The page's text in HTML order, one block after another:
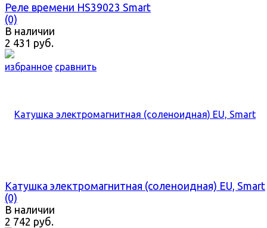
избранное сравнить
Реле времени HS39023 Smart
(0)
В наличии
2 431 руб.
Катушка электромагнитная (соленоидная) EU, Smart
(0)
В наличии
2 742 руб.